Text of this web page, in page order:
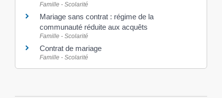
Famille - Scolarité
Mariage sans contrat : régime de la
communauté réduite aux acquêts
Famille - Scolarité
Contrat de mariage
Famille - Scolarité